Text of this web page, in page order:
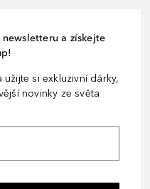
a získejte
si exkluzivní dárky,
novinky ze světa